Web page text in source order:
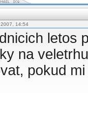
14:54
letos
na
pokud